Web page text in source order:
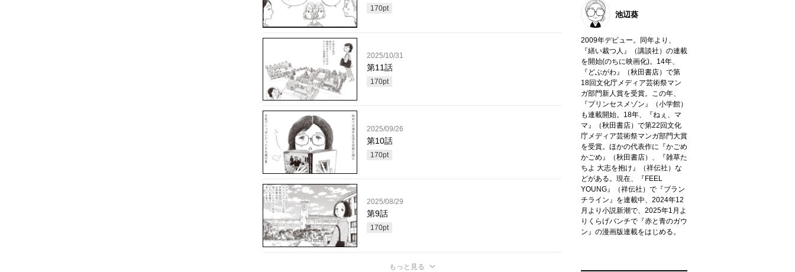
170pt
2025/10/31
第11話
170pt
2025/09/26
第10話
170pt
2025/08/29
第9話
170pt
もっと見る
池辺葵
2009年デビュー。同年より、
『繕い裁つ人』（講談社）の連載
を開始(のちに映画化)。14年、
『どぶがわ』（秋田書店）で第
18回文化庁メディア芸術祭マン
ガ部門新人賞を受賞。この年、
『プリンセスメゾン』（小学館）
も連載開始。18年、『ねぇ、マ
マ』（秋田書店）で第22回文化
庁メディア芸術祭マンガ部門大賞
を受賞。ほかの代表作に『かごめ
かごめ』（秋田書店）、『雑草た
ちよ 大志を抱け』（祥伝社）な
どがある。現在、『FEEL
YOUNG』（祥伝社）で『ブラン
チライン』を連載中、2024年12
月より小説新潮で、2025年1月よ
りくらげバンチで『赤と青のガウ
ン』の漫画版連載をはじめる。